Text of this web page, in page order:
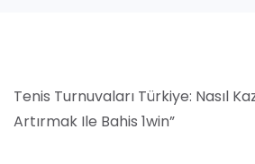
Tenis Turnuvaları Türkiye: Nasıl
Artırmak Ile Bahis 1win”